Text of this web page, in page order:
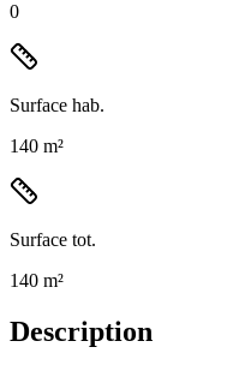
0
Surface hab.
140 m²
Surface tot.
140 m²
Description